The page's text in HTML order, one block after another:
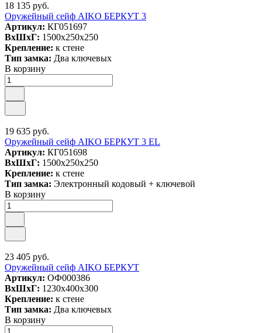
18 135 руб.
Оружейный сейф AIKO БЕРКУТ 3
Артикул: КГ051697
ВxШxГ: 1500x250x250
Крепление: к стене
Тип замка: Два ключевых
В корзину
19 635 руб.
Оружейный сейф AIKO БЕРКУТ 3 EL
Артикул: КГ051698
ВxШxГ: 1500x250x250
Крепление: к стене
Тип замка: Электронный кодовый + ключевой
В корзину
23 405 руб.
Оружейный сейф AIKO БЕРКУТ
Артикул: ОФ000386
ВxШxГ: 1230x400x300
Крепление: к стене
Тип замка: Два ключевых
В корзину